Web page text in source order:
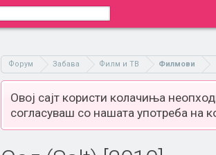
Форум Забава Филм и ТВ Филмови
Овој сајт користи колачиња
согласуваш со нашата употреба на